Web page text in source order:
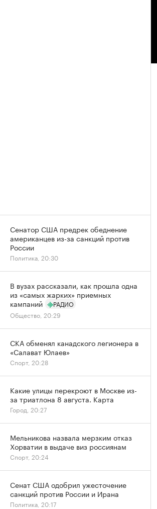
Сенатор США предрек обеднение
американцев из-за санкций против
России
Политика, 20:30
В вузах рассказали, как прошла одна
из «самых жарких» приемных
кампаний
РАДИО
Общество, 20:29
СКА обменял канадского легионера в
«Салават Юлаев»
Спорт, 20:28
Какие улицы перекроют в Москве из-
за триатлона 8 августа. Карта
Город, 20:27
Мельникова назвала мерзким отказ
Хорватии в выдаче виз россиянам
Спорт, 20:24
Сенат США одобрил ужесточение
санкций против России и Ирана
Политика, 20:17